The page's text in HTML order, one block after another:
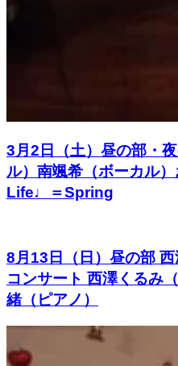
3月2日（土）昼の部・
ル）南颯希（ボーカル）
Life♩＝Spring
8月13日（日）昼の部
コンサート 西澤くるみ
緒（ピアノ）